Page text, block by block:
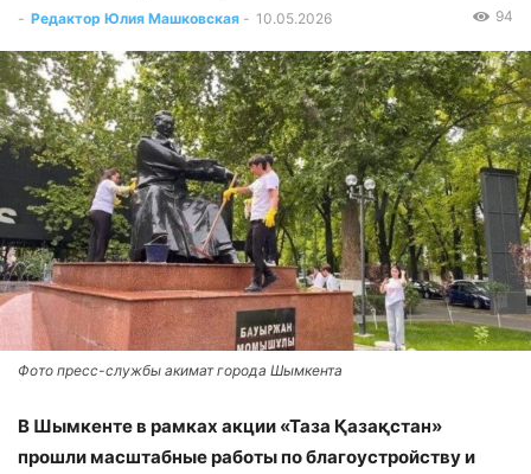
- Редактор Юлия Машковская - 10.05.2026 94
Фото пресс-службы акимат города Шымкента
В Шымкенте в рамках акции «Таза Қазақстан»
прошли масштабные работы по благоустройству и